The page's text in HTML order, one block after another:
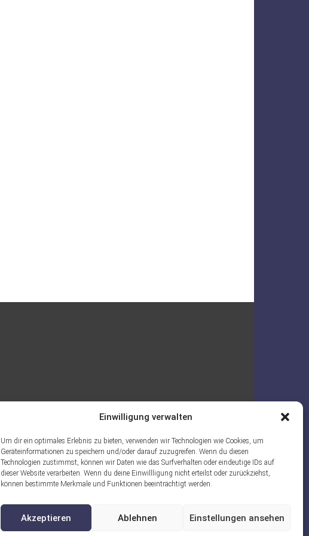
Einwilligung verwalten
Um dir ein optimales Erlebnis zu bieten, verwenden wir Technologien wie Cookies, um
Geräteinformationen zu speichern und/oder darauf zuzugreifen. Wenn du diesen
Technologien zustimmst, können wir Daten wie das Surfverhalten oder eindeutige IDs auf
dieser Website verarbeiten. Wenn du deine Einwillligung nicht erteilst oder zurückziehst,
können bestimmte Merkmale und Funktionen beeinträchtigt werden.
Akzeptieren Ablehnen Einstellungen ansehen